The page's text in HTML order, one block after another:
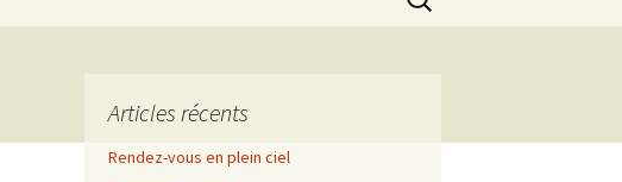
Articles récents
Rendez-vous en plein ciel